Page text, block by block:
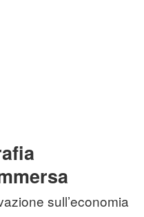
sull’economia